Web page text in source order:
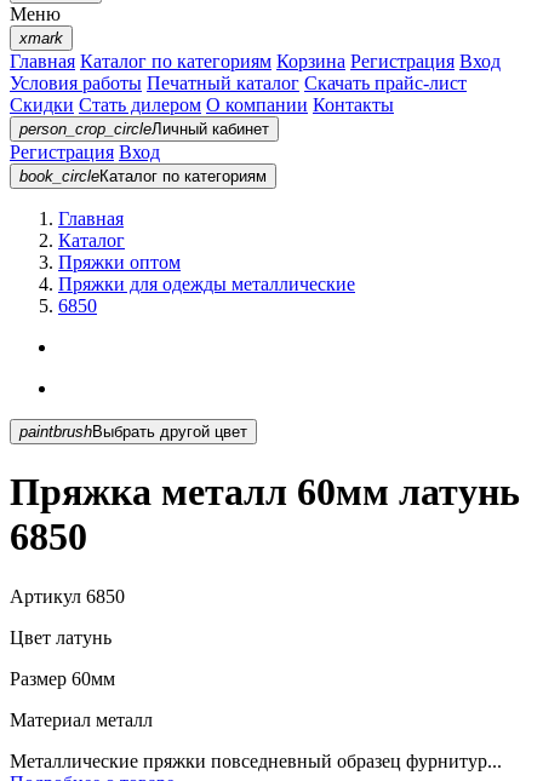
Меню
xmark
Главная Каталог по категориям Корзина Регистрация Вход
Условия работы Печатный каталог Скачать прайс-лист
Скидки Стать дилером О компании Контакты
person_crop_circleЛичный кабинет
Регистрация Вход
book_circleКаталог по категориям
Главная
Каталог
Пряжки оптом
Пряжки для одежды металлические
6850
paintbrush Выбрать другой цвет
Пряжка металл 60мм латунь
6850
Артикул 6850
Цвет латунь
Размер 60мм
Материал металл
Металлические пряжки повседневный образец фурнитур...